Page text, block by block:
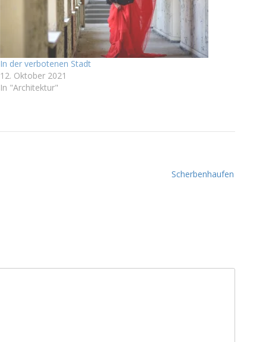
In der verbotenen Stadt
12. Oktober 2021
In "Architektur"
Scherbenhaufen